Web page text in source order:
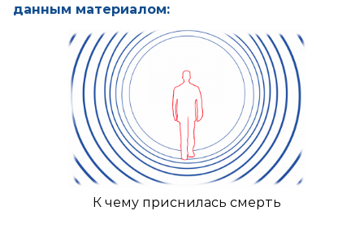
данным материалом:
К чему приснилась смерть